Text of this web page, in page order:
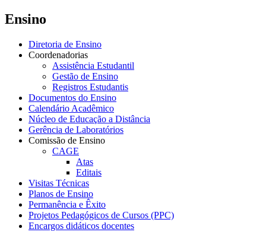
Ensino
Diretoria de Ensino
Coordenadorias
Assistência Estudantil
Gestão de Ensino
Registros Estudantis
Documentos do Ensino
Calendário Acadêmico
Núcleo de Educação a Distância
Gerência de Laboratórios
Comissão de Ensino
CAGE
Atas
Editais
Visitas Técnicas
Planos de Ensino
Permanência e Êxito
Projetos Pedagógicos de Cursos (PPC)
Encargos didáticos docentes